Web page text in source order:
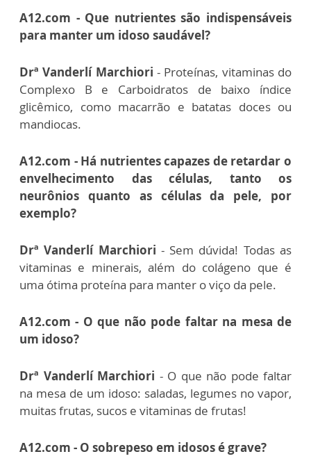
A12.com - Que nutrientes são indispensáveis
para manter um idoso saudável?
Drª Vanderlí Marchiori - Proteínas, vitaminas do
Complexo B e Carboidratos de baixo índice
glicêmico, como macarrão e batatas doces ou
mandiocas.
A12.com - Há nutrientes capazes de retardar o
envelhecimento das células, tanto os
neurônios quanto as células da pele, por
exemplo?
Drª Vanderlí Marchiori - Sem dúvida! Todas as
vitaminas e minerais, além do colágeno que é
uma ótima proteína para manter o viço da pele.
A12.com - O que não pode faltar na mesa de
um idoso?
Drª Vanderlí Marchiori - O que não pode faltar
na mesa de um idoso: saladas, legumes no vapor,
muitas frutas, sucos e vitaminas de frutas!
A12.com - O sobrepeso em idosos é grave?